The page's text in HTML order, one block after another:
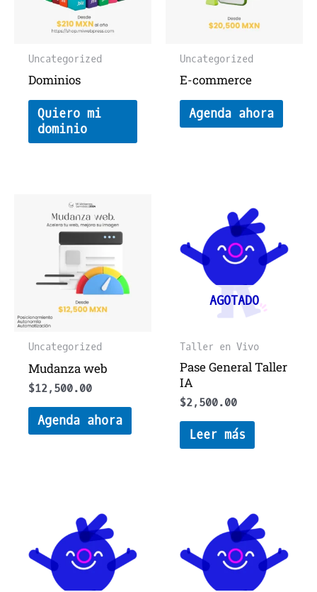
Uncategorized
Dominios
Quiero mi
dominio
Uncategorized
E-commerce
Agenda ahora
Uncategorized
Mudanza web
$12,500.00
Agenda ahora
AGOTADO
Taller en Vivo
Pase General Taller
IA
$2,500.00
Leer más